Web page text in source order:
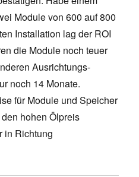
Module von 600 auf 800
Installation lag der ROI
die Module noch teuer
Ausrichtungs-
noch 14 Monate.
für Module und Speicher
hohen Ölpreis
in Richtung